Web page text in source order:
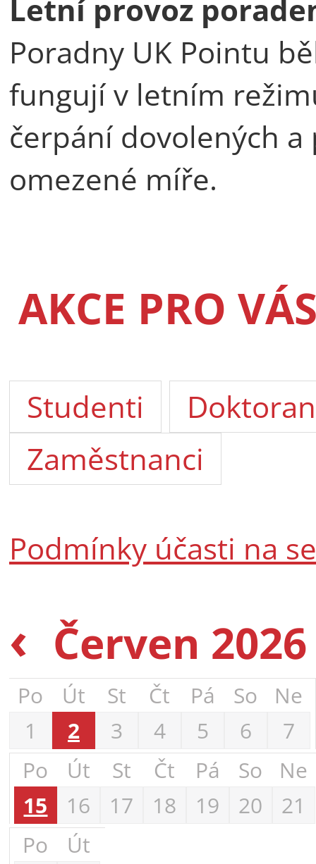
Letní provoz
Poradny UK Pointu
fungují v letním
čerpání dovolených
omezené míře.
AKCE PRO
Studenti
Zaměstnanci
Podmínky účasti na
‹ Červen
Po Út St Čt Pá So
Ne
1
2 3 4 5 6
7
Po
Út St Čt Pá So
Ne
15
16 17 18 19 20
21
Po
Út